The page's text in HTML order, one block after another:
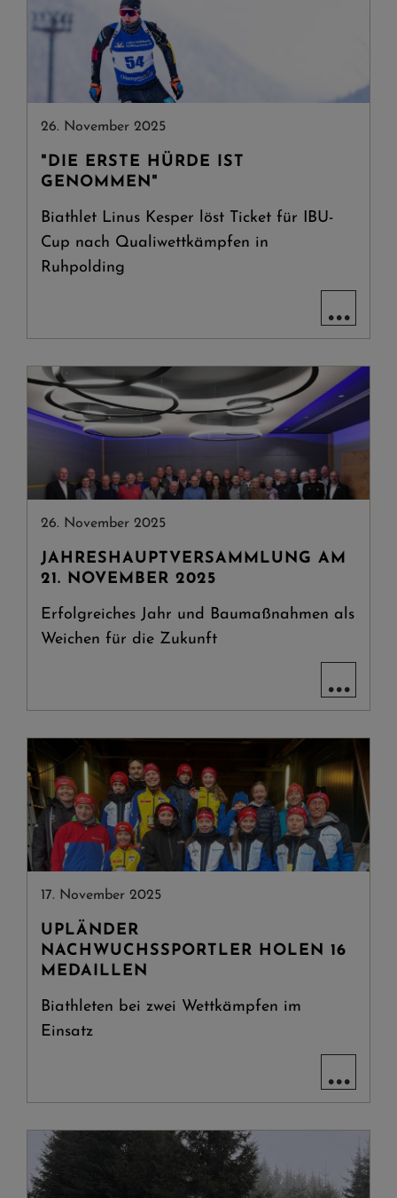
26. November 2025
"DIE ERSTE HÜRDE IST
GENOMMEN"
Biathlet Linus Kesper löst Ticket für IBU-
Cup nach Qualiwettkämpfen in
Ruhpolding
...
26. November 2025
JAHRESHAUPTVERSAMMLUNG AM
21. NOVEMBER 2025
Erfolgreiches Jahr und Baumaßnahmen als
Weichen für die Zukunft
...
17. November 2025
UPLÄNDER
NACHWUCHSSPORTLER HOLEN 16
MEDAILLEN
Biathleten bei zwei Wettkämpfen im
Einsatz
...